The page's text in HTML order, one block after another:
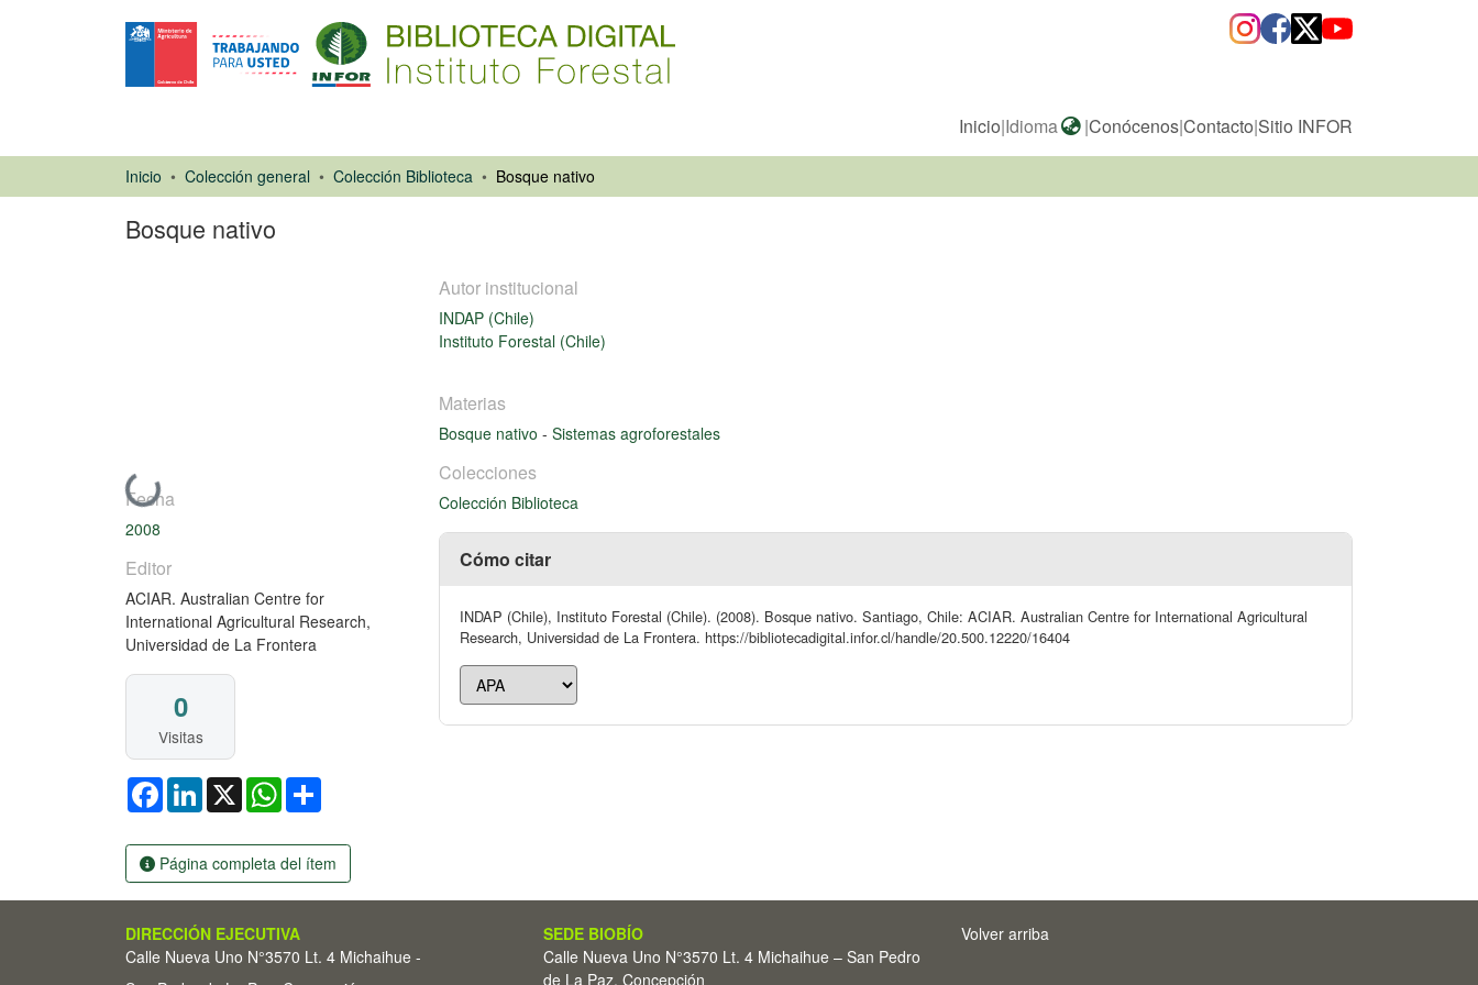
Inicio|Idioma |Conócenos|Contacto|Sitio INFOR
Inicio Colección general Colección Biblioteca Bosque nativo
Bosque nativo
Cargando...
Fecha
2008
Editor
ACIAR. Australian Centre for
International Agricultural Research,
Universidad de La Frontera
0
Visitas
FacebookLinkedIn
X WhatsApp
Página completa del ítem
Autor institucional
INDAP (Chile)
Instituto Forestal (Chile)
Materias
Bosque nativo - Sistemas agroforestales
Colecciones
Colección Biblioteca
Cómo citar
INDAP (Chile), Instituto Forestal (Chile). (2008). Bosque nativo. Santiago, Chile: ACIAR. Australian Centre for International Agricultural
Research, Universidad de La Frontera. https://bibliotecadigital.infor.cl/handle/20.500.12220/16404
DIRECCIÓN EJECUTIVA
Calle Nueva Uno N°3570 Lt. 4 Michaihue -
SEDE BIOBÍO
Calle Nueva Uno N°3570 Lt. 4 Michaihue – San Pedro
de La Paz, Concepción
Volver arriba